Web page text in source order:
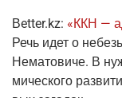
Вetter.kz: «ККН —
Речь идет о
Нема­то­ви­че. В
ми­че­ско­го